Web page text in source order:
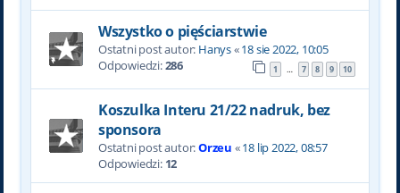
Wszystko o pięściarstwie
Ostatni post autor: Hanys«18 sie 2022, 10:05
Odpowiedzi:286 1 … 7 8 9 10
Koszulka Interu 21/22 nadruk, bez
sponsora
Ostatni post autor:Orzeu «18 lip 2022, 08:57
Odpowiedzi: 12